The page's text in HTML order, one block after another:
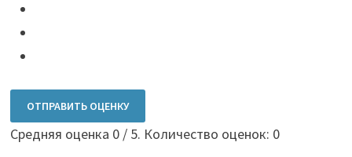
ОТПРАВИТЬ ОЦЕНКУ
Средняя оценка 0/ 5. Количество оценок: 0